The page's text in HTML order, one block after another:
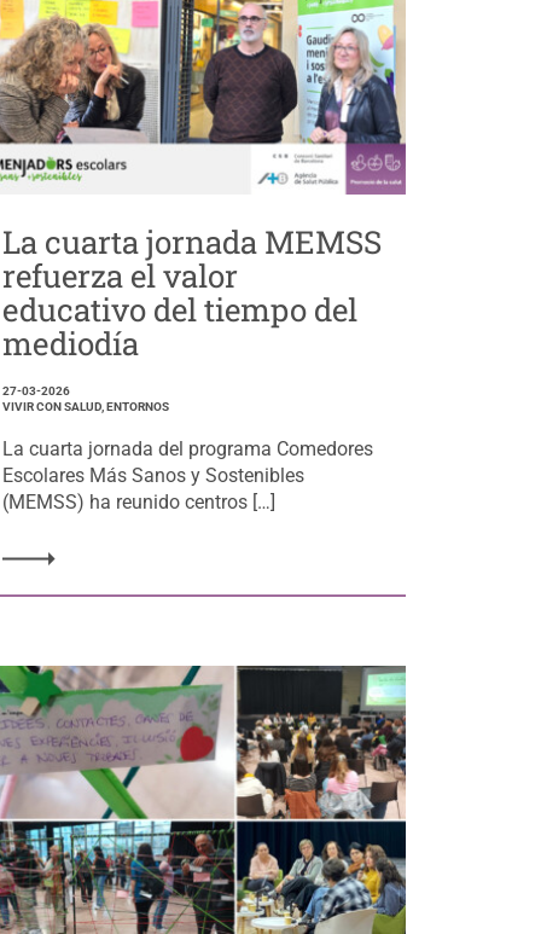
La cuarta jornada MEMSS
refuerza el valor
educativo del tiempo del
mediodía
27-03-2026
VIVIR CON SALUD, ENTORNOS
La cuarta jornada del programa Comedores
Escolares Más Sanos y Sostenibles
(MEMSS) ha reunido centros […]